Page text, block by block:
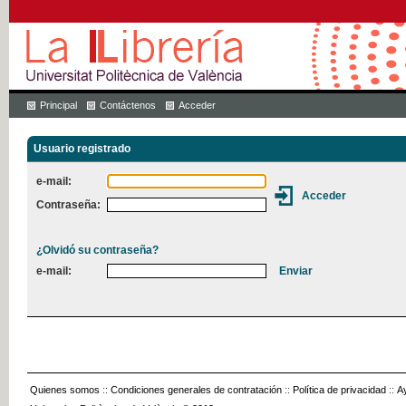
Principal Contáctenos Acceder
Usuario registrado
e-mail:
Contraseña:
¿Olvidó su contraseña?
e-mail:
Quienes somos :: Condiciones generales de contratación :: Política de privacidad ::